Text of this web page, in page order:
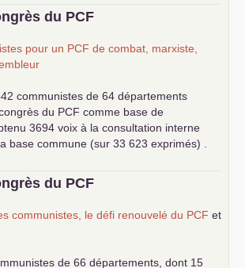
du PCF
pour un PCF de combat, marxiste,
communistes de 64 départements
du PCF comme base de
3694 voix à la consultation interne
base commune (sur 33 623 exprimés) .
du PCF
communistes, le défi renouvelé du PCF et
de 66 départements, dont 15